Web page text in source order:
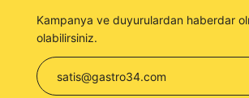
Kampanya ve duyurulardan haberdar
olabilirsiniz.